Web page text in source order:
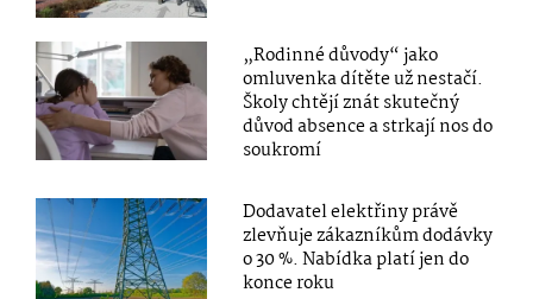
„Rodinné důvody“ jako
omluvenka dítěte už nestačí.
Školy chtějí znát skutečný
důvod absence a strkají nos do
soukromí
Dodavatel elektřiny právě
zlevňuje zákazníkům dodávky
o 30 %. Nabídka platí jen do
konce roku